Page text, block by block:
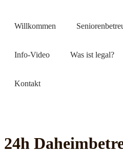
Willkommen
Info-Video Was ist legal?
Kontakt
24h